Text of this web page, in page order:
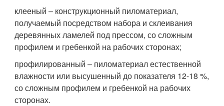
клееный – конструкционный пиломатериал,
получаемый посредством набора и склеивания
деревянных ламелей под прессом, со сложным
профилем и гребенкой на рабочих сторонах;
профилированный – пиломатериал естественной
влажности или высушенный до показателя 12-18 %,
со сложным профилем и гребенкой на рабочих
сторонах.